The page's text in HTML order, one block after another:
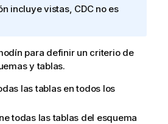
incluye vistas, CDC no es
para definir un criterio de
y tablas.
las tablas en todos los
todas las tablas del esquema